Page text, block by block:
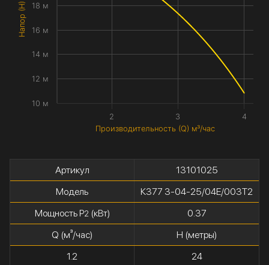
Производительность (Q) м³/час
2 3 4
10 м
12 м
14 м
16 м
18 м
Артикул
13101025
Модель
К377 3-04-25/04Е/003Т2
Мощность P2(кВт)
0.37
Q (м³/час)
H (метры)
1.2
24